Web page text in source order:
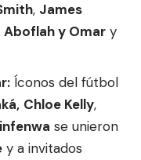
, James
Aboflah y Omary
Íconos del fútbol
Chloe Kelly,
se unieron
y a invitados